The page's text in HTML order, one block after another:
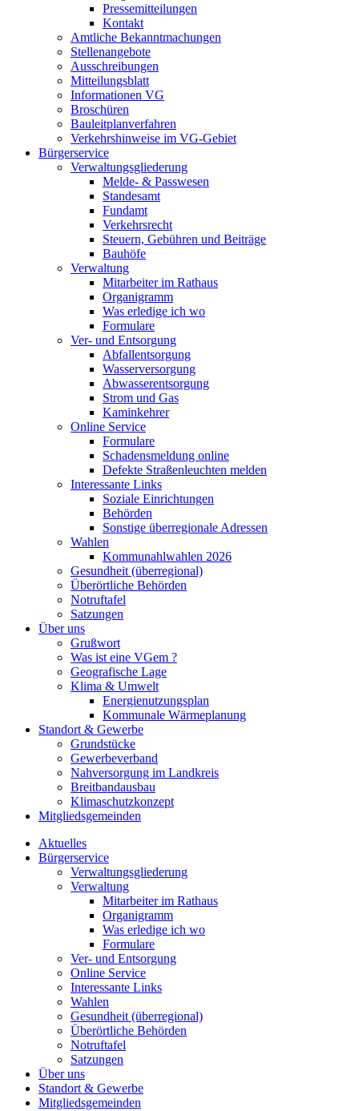
Pressemitteilungen
Kontakt
Amtliche Bekanntmachungen
Stellenangebote
Ausschreibungen
Mitteilungsblatt
Informationen VG
Broschüren
Bauleitplanverfahren
Verkehrshinweise im VG-Gebiet
Bürgerservice
Verwaltungsgliederung
Melde- & Passwesen
Standesamt
Fundamt
Verkehrsrecht
Steuern, Gebühren und Beiträge
Bauhöfe
Verwaltung
Mitarbeiter im Rathaus
Organigramm
Was erledige ich wo
Formulare
Ver- und Entsorgung
Abfallentsorgung
Wasserversorgung
Abwasserentsorgung
Strom und Gas
Kaminkehrer
Online Service
Formulare
Schadensmeldung online
Defekte Straßenleuchten melden
Interessante Links
Soziale Einrichtungen
Behörden
Sonstige überregionale Adressen
Wahlen
Kommunahlwahlen 2026
Gesundheit (überregional)
Überörtliche Behörden
Notruftafel
Satzungen
Über uns
Grußwort
Was ist eine VGem ?
Geografische Lage
Klima & Umwelt
Energienutzungsplan
Kommunale Wärmeplanung
Standort & Gewerbe
Grundstücke
Gewerbeverband
Nahversorgung im Landkreis
Breitbandausbau
Klimaschutzkonzept
Mitgliedsgemeinden
Aktuelles
Bürgerservice
Verwaltungsgliederung
Verwaltung
Mitarbeiter im Rathaus
Organigramm
Was erledige ich wo
Formulare
Ver- und Entsorgung
Online Service
Interessante Links
Wahlen
Gesundheit (überregional)
Überörtliche Behörden
Notruftafel
Satzungen
Über uns
Standort & Gewerbe
Mitgliedsgemeinden